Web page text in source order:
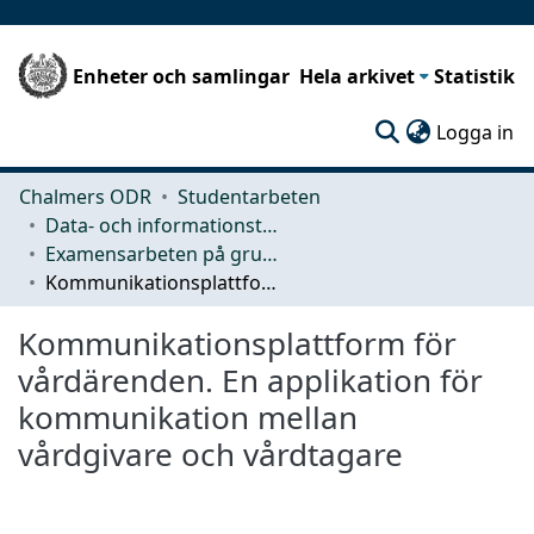
Enheter och samlingar Hela arkivet Statistik
Logga in
Chalmers ODR
Studentarbeten
Data- och informationsteknik (CSE)
Examensarbeten på grundnivå
Kommunikationsplattform för vårdärenden. En applikation för kommunikation mellan vårdgivare och vårdtagare
Kommunikationsplattform för
vårdärenden. En applikation för
kommunikation mellan
vårdgivare och vårdtagare